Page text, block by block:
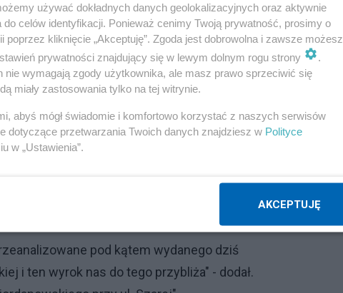
pod kątem wydanego dziś
i ten wyrok nas do tego przybliża" - dodał.
używać dokładnych danych geolokalizacyjnych oraz aktywnie
celów identyfikacji. Ponieważ cenimy Twoją prywatność, prosimy o
kliknięcie „Akceptuję”. Zgoda jest dobrowolna i zawsze możesz
prywatności znajdujący się w lewym dolnym rogu strony
.
nie wymagają zgody użytkownika, ale masz prawo sprzeciwić się
miały zastosowania tylko na tej witrynie.
abyś mógł świadomie i komfortowo korzystać z naszych serwisów
dotyczące przetwarzania Twoich danych znajdziesz w Polityce
w „Ustawienia”.
AKCEPTUJĘ